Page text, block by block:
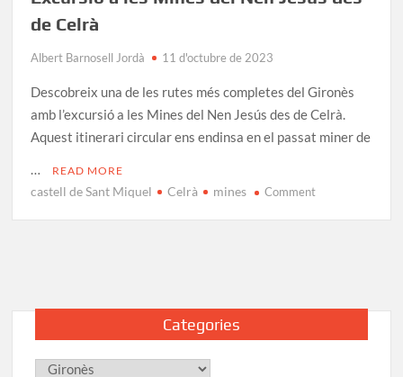
de Celrà
Albert Barnosell Jordà 11 d'octubre de 2023
Descobreix una de les rutes més completes del Gironès
amb l’excursió a les Mines del Nen Jesús des de Celrà.
Aquest itinerari circular ens endinsa en el passat miner de
READ MORE
castell de Sant Miquel Celrà mines Commenton
Nen
Categories
Categories